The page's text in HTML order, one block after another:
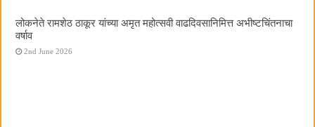
लोकनेते रामशेठ ठाकूर यांच्या अमृत महोत्सवी वाढदिवसानिमित्त अभीष्टचिंतनाचा
वर्षाव
2nd June 2026